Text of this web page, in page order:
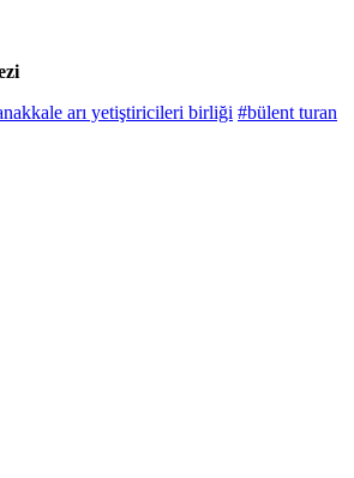
arı yetiştiricileri birliği #bülent turan